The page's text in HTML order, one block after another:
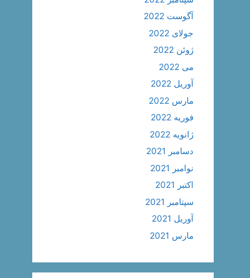
آگوست 2022
جولای 2022
ژوئن 2022
می 2022
آوریل 2022
مارس 2022
فوریه 2022
ژانویه 2022
دسامبر 2021
نوامبر 2021
اکتبر 2021
سپتامبر 2021
آوریل 2021
مارس 2021